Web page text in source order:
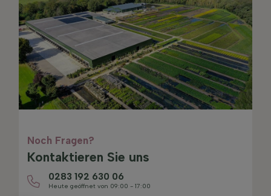
Noch Fragen?
Kontaktieren Sie uns
0283 192 630 06
Heute geöffnet von 09:00 - 17:00